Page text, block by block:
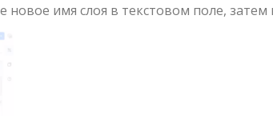
имя слоя в текстовом поле,